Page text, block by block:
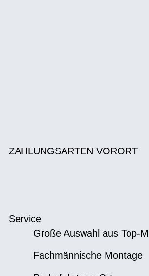
ZAHLUNGSARTEN VORORT
Service
Große Auswahl aus Top-
Fachmännische Montage